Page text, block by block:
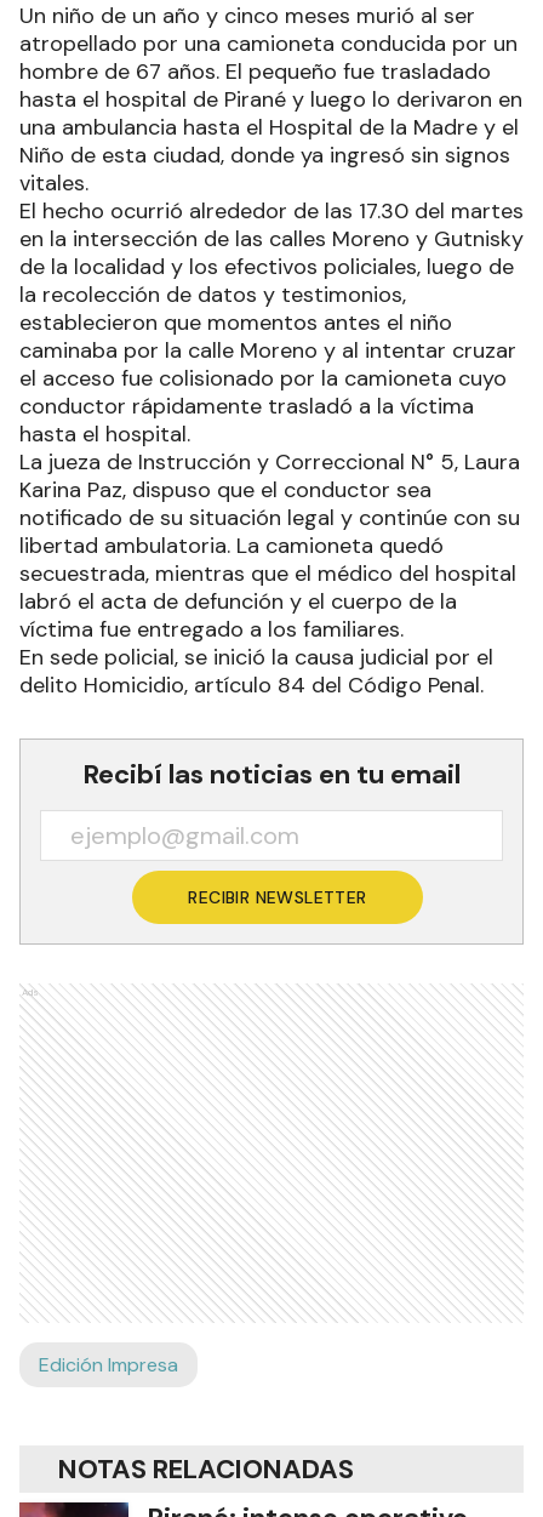
Un niño de un año y cinco meses murió al ser
atropellado por una camioneta conducida por un
hombre de 67 años. El pequeño fue trasladado
hasta el hospital de Pirané y luego lo derivaron en
una ambulancia hasta el Hospital de la Madre y el
Niño de esta ciudad, donde ya ingresó sin signos
vitales.
El hecho ocurrió alrededor de las 17.30 del martes
en la intersección de las calles Moreno y Gutnisky
de la localidad y los efectivos policiales, luego de
la recolección de datos y testimonios,
establecieron que momentos antes el niño
caminaba por la calle Moreno y al intentar cruzar
el acceso fue colisionado por la camioneta cuyo
conductor rápidamente trasladó a la víctima
hasta el hospital.
La jueza de Instrucción y Correccional N° 5, Laura
Karina Paz, dispuso que el conductor sea
notificado de su situación legal y continúe con su
libertad ambulatoria. La camioneta quedó
secuestrada, mientras que el médico del hospital
labró el acta de defunción y el cuerpo de la
víctima fue entregado a los familiares.
En sede policial, se inició la causa judicial por el
delito Homicidio, artículo 84 del Código Penal.
Recibí las noticias en tu email
RECIBIR NEWSLETTER
Ads
Edición Impresa
NOTAS RELACIONADAS